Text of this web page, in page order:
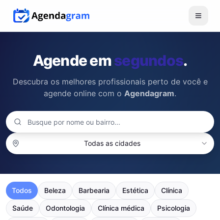
Agende emsegundos.
Descubra os melhores profissionais perto de você e
agende online com o Agendagram.
Todas as cidades
Todos Beleza Barbearia Estética Clínica
Saúde Odontologia Clínica médica Psicologia